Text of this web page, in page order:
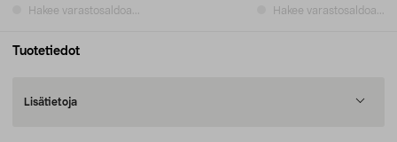
Hakee varastosaldoa... Hakee varastosaldoa...
Tuotetiedot
Lisätietoja